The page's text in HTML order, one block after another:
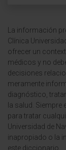
La información
Clínica
ofrecer un
médicos y no
decisiones
meramente
diagnóstico,
la salud.
para tratar
Universidad de
inapropiado o la
este diccionario.